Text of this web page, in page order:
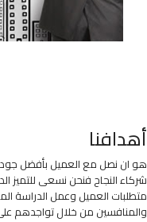
أهدافنا
هو ان نصل مع العميل بأفضل
شركاء النجاح فنحن نسعى
متطلبات العميل وعمل الدراسة
والمنافسين من خلال تواجدهم على